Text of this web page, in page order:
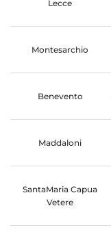
Lecce
Montesarchio
Benevento
Maddaloni
SantaMaria Capua
Vetere